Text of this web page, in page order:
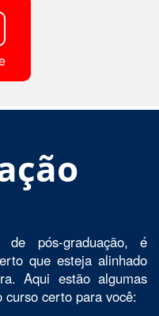
pós-graduação, é
que esteja alinhado
Aqui estão algumas
certo para você: